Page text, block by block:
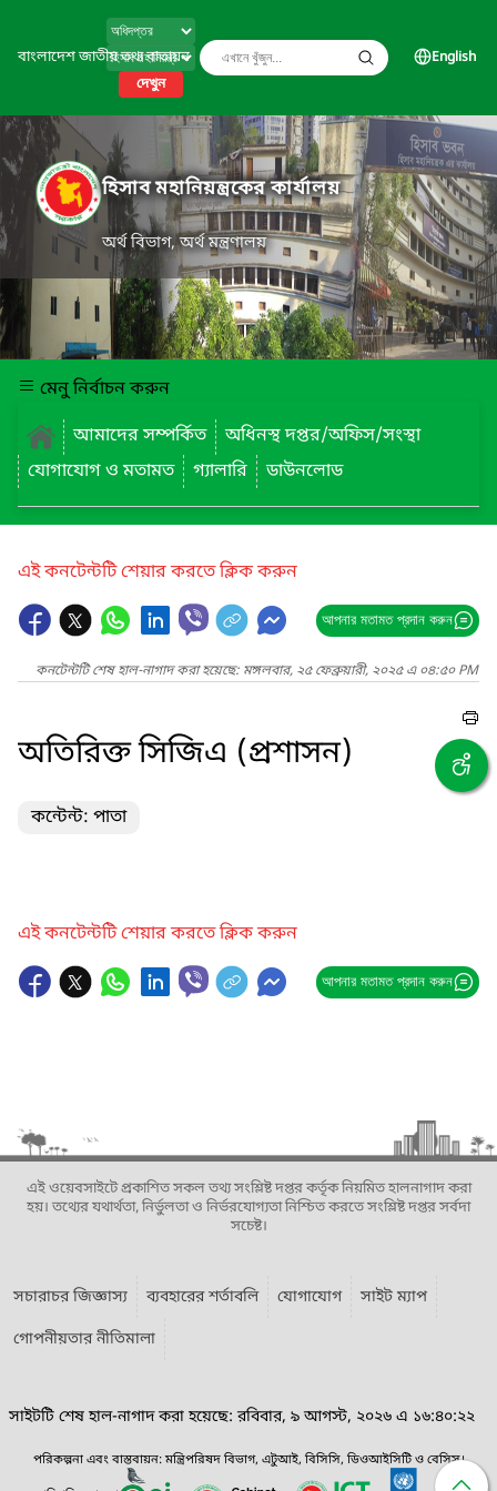
বাংলাদেশ জাতীয় তথ্য বাতায়ন
দেখুন
English
হিসাব মহানিয়ন্ত্রকের কার্যালয়
অর্থ বিভাগ, অর্থ মন্ত্রণালয়
মেনু নির্বাচন করুন
আমাদের সম্পর্কিত
অধিনস্থ দপ্তর/অফিস/সংস্থা
যোগাযোগ ও মতামত
গ্যালারি ডাউনলোড
এই কনটেন্টটি শেয়ার করতে ক্লিক করুন
আপনার মতামত প্রদান করুন
কনটেন্টটি শেষ হাল-নাগাদ করা হয়েছে: মঙ্গলবার, ২৫ ফেব্রুয়ারী, ২০২৫ এ ০৪:৫০ PM
অতিরিক্ত সিজিএ (প্রশাসন)
কন্টেন্ট: পাতা
এই কনটেন্টটি শেয়ার করতে ক্লিক করুন
আপনার মতামত প্রদান করুন
এই ওয়েবসাইটে প্রকাশিত সকল তথ্য সংশ্লিষ্ট দপ্তর কর্তৃক নিয়মিত হালনাগাদ করা
হয়। তথ্যের যথার্থতা, নির্ভুলতা ও নির্ভরযোগ্যতা নিশ্চিত করতে সংশ্লিষ্ট দপ্তর সর্বদা
সচেষ্ট।
সচারাচর জিজ্ঞাস্য ব্যবহারের শর্তাবলি যোগাযোগ
সাইট ম্যাপ
গোপনীয়তার নীতিমালা
সাইটটি শেষ হাল-নাগাদ করা হয়েছে: রবিবার, ৯ আগস্ট, ২০২৬ এ ১৬:৪০:২২
পরিকল্পনা এবং বাস্তবায়ন: মন্ত্রিপরিষদ বিভাগ, এটুআই, বিসিসি, ডিওআইসিটি ও বেসিস।